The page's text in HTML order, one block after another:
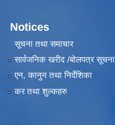
Notices
सूचना तथा समाचार
सार्वजनिक खरीद /बोलपत्र सूचना
एन, कानुन तथा निर्देशिका
कर तथा शुल्कहरु